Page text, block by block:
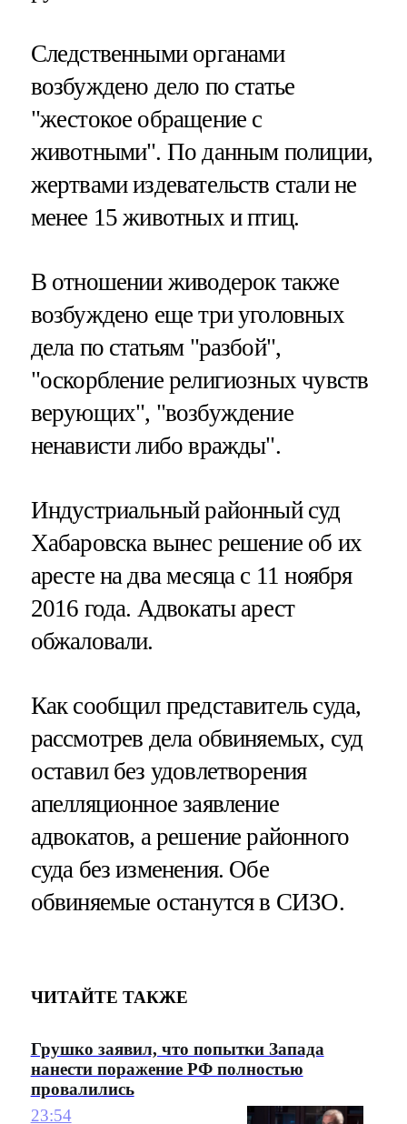
Следственными органами
возбуждено дело по статье
"жестокое обращение с
животными". По данным полиции,
жертвами издевательств стали не
менее 15 животных и птиц.
В отношении живодерок также
возбуждено еще три уголовных
дела по статьям "разбой",
"оскорбление религиозных чувств
верующих", "возбуждение
ненависти либо вражды".
Индустриальный районный суд
Хабаровска вынес решение об их
аресте на два месяца с 11 ноября
2016 года. Адвокаты арест
обжаловали.
Как сообщил представитель суда,
рассмотрев дела обвиняемых, суд
оставил без удовлетворения
апелляционное заявление
адвокатов, а решение районного
суда без изменения. Обе
обвиняемые останутся в СИЗО.
ЧИТАЙТЕ ТАКЖЕ
Грушко заявил, что попытки Запада
нанести поражение РФ полностью
провалились
23:54